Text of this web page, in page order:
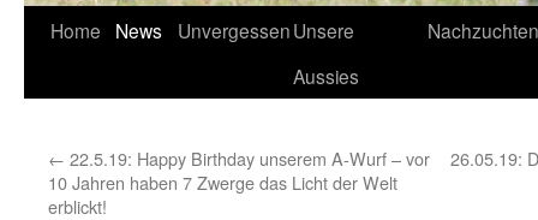
Home News UnvergessenUnsere
Aussies
Nachzuchten
← 22.5.19: Happy Birthday unserem A-Wurf – vor
10 Jahren haben 7 Zwerge das Licht der Welt
erblickt!
26.05.19: